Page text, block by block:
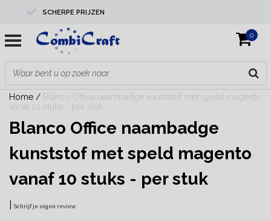
SCHERPE PRIJZEN
PROFESSIONELE KWALITEIT
EXPERTS IN MAATWERK
0
Home / Blanco Office naambadge kunststof met speld magento
vanaf 10 stuks - per stuk
Blanco Office naambadge
kunststof met speld magento
vanaf 10 stuks - per stuk
Schrijf je eigen review